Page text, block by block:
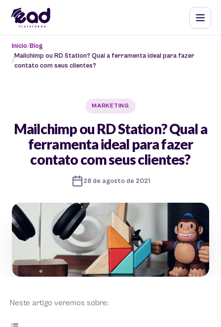
Início Blog
Mailchimp ou RD Station? Qual a ferramenta ideal para fazer
contato com seus clientes?
MARKETING
Mailchimp ou RD Station? Qual a
ferramenta ideal para fazer
contato com seus clientes?
28 de agosto de 2021
Neste artigo veremos sobre: